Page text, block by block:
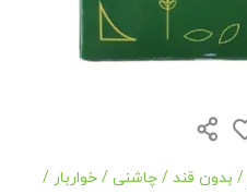
/ بدون قند / چاشنی / خواربار /